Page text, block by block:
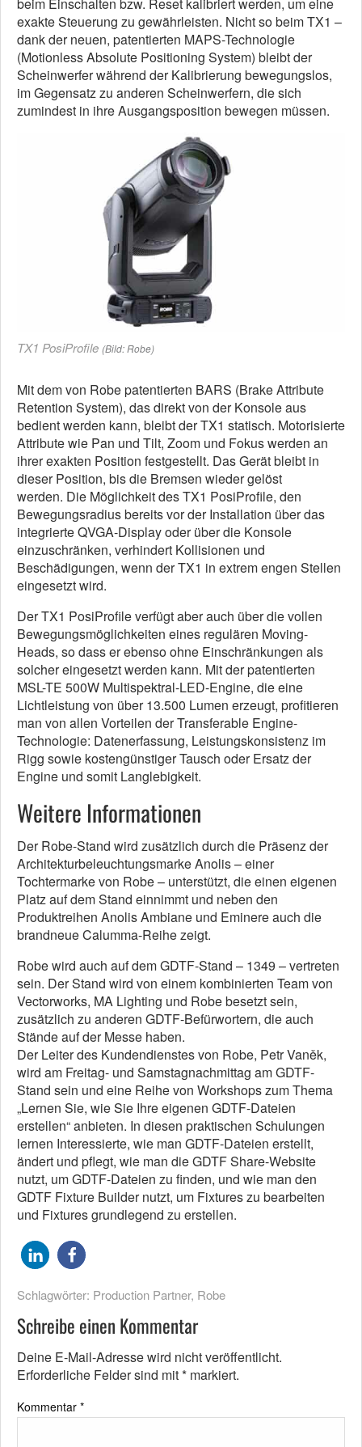
exakte Steuerung zu gewährleisten. Nicht so beim TX1 –
dank der neuen, patentierten MAPS-Technologie
(Motionless Absolute Positioning System) bleibt der
Scheinwerfer während der Kalibrierung bewegungslos,
im Gegensatz zu anderen Scheinwerfern, die sich
zumindest in ihre Ausgangsposition bewegen müssen.
TX1 PosiProfile (Bild: Robe)
Mit dem von Robe patentierten BARS (Brake Attribute
Retention System), das direkt von der Konsole aus
bedient werden kann, bleibt der TX1 statisch. Motorisierte
Attribute wie Pan und Tilt, Zoom und Fokus werden an
ihrer exakten Position festgestellt. Das Gerät bleibt in
dieser Position, bis die Bremsen wieder gelöst
werden. Die Möglichkeit des TX1 PosiProfile, den
Bewegungsradius bereits vor der Installation über das
integrierte QVGA-Display oder über die Konsole
einzuschränken, verhindert Kollisionen und
Beschädigungen, wenn der TX1 in extrem engen Stellen
eingesetzt wird.
Der TX1 PosiProfile verfügt aber auch über die vollen
Bewegungsmöglichkeiten eines regulären Moving-
Heads, so dass er ebenso ohne Einschränkungen als
solcher eingesetzt werden kann. Mit der patentierten
MSL-TE 500W Multispektral-LED-Engine, die eine
Lichtleistung von über 13.500 Lumen erzeugt, profitieren
man von allen Vorteilen der Transferable Engine-
Technologie: Datenerfassung, Leistungskonsistenz im
Rigg sowie kostengünstiger Tausch oder Ersatz der
Engine und somit Langlebigkeit.
Weitere Informationen
Der Robe-Stand wird zusätzlich durch die Präsenz der
Architekturbeleuchtungsmarke Anolis – einer
Tochtermarke von Robe – unterstützt, die einen eigenen
Platz auf dem Stand einnimmt und neben den
Produktreihen Anolis Ambiane und Eminere auch die
brandneue Calumma-Reihe zeigt.
Robe wird auch auf dem GDTF-Stand – 1349 – vertreten
sein. Der Stand wird von einem kombinierten Team von
Vectorworks, MA Lighting und Robe besetzt sein,
zusätzlich zu anderen GDTF-Befürwortern, die auch
Stände auf der Messe haben.
Der Leiter des Kundendienstes von Robe, Petr Vaněk,
wird am Freitag- und Samstagnachmittag am GDTF-
Stand sein und eine Reihe von Workshops zum Thema
„Lernen Sie, wie Sie Ihre eigenen GDTF-Dateien
erstellen“ anbieten. In diesen praktischen Schulungen
lernen Interessierte, wie man GDTF-Dateien erstellt,
ändert und pflegt, wie man die GDTF Share-Website
nutzt, um GDTF-Dateien zu finden, und wie man den
GDTF Fixture Builder nutzt, um Fixtures zu bearbeiten
und Fixtures grundlegend zu erstellen.
Schlagwörter: Production Partner, Robe
Schreibe einen Kommentar
Deine E-Mail-Adresse wird nicht veröffentlicht.
Erforderliche Felder sind mit* markiert.
Kommentar *